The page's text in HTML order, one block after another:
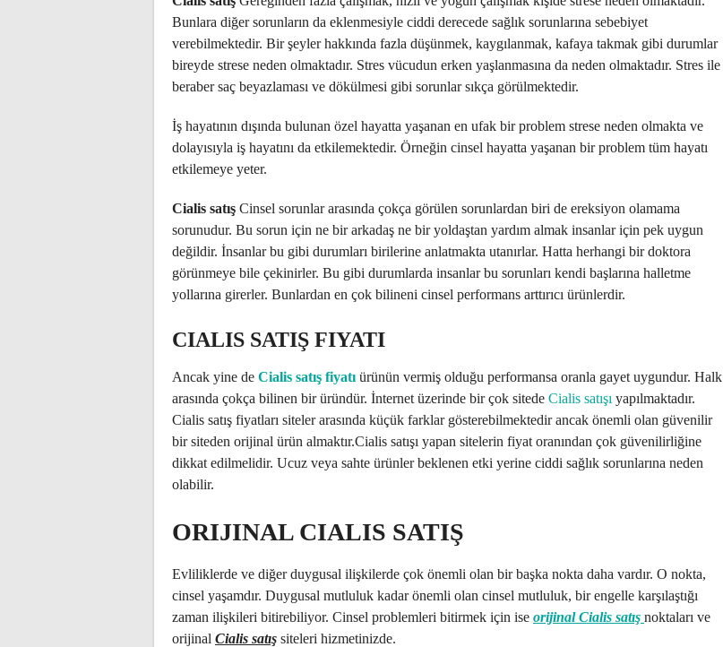
Bunlara diğer sorunların da eklenmesiyle ciddi derecede sağlık sorunlarına sebebiyet
verebilmektedir. Bir şeyler hakkında fazla düşünmek, kaygılanmak, kafaya takmak gibi durumlar
bireyde strese neden olmaktadır. Stres vücudun erken yaşlanmasına da neden olmaktadır. Stres ile
beraber saç beyazlaması ve dökülmesi gibi sorunlar sıkça görülmektedir.
İş hayatının dışında bulunan özel hayatta yaşanan en ufak bir problem strese neden olmakta ve
dolayısıyla iş hayatını da etkilemektedir. Örneğin cinsel hayatta yaşanan bir problem tüm hayatı
etkilemeye yeter.
Cialis satış Cinsel sorunlar arasında çokça görülen sorunlardan biri de ereksiyon olamama
sorunudur. Bu sorun için ne bir arkadaş ne bir yoldaştan yardım almak insanlar için pek uygun
değildir. İnsanlar bu gibi durumları birilerine anlatmakta utanırlar. Hatta herhangi bir doktora
görünmeye bile çekinirler. Bu gibi durumlarda insanlar bu sorunları kendi başlarına halletme
yollarına girerler. Bunlardan en çok bilineni cinsel performans arttırıcı ürünlerdir.
CIALIS SATIŞ FIYATI
Ancak yine de Cialis satış fiyatı ürünün vermiş olduğu performansa oranla gayet uygundur. Halk
arasında çokça bilinen bir üründür. İnternet üzerinde bir çok sitede Cialis satışı yapılmaktadır.
Cialis satış fiyatları siteler arasında küçük farklar gösterebilmektedir ancak önemli olan güvenilir
bir siteden orijinal ürün almaktır.Cialis satışı yapan sitelerin fiyat oranından çok güvenilirliğine
dikkat edilmelidir. Ucuz veya sahte ürünler beklenen etki yerine ciddi sağlık sorunlarına neden
olabilir.
ORIJINAL CIALIS SATIŞ
Evliliklerde ve diğer duygusal ilişkilerde çok önemli olan bir başka nokta daha vardır. O nokta,
cinsel yaşamdır. Duygusal mutluluk kadar önemli olan cinsel mutluluk, bir engelle karşılaştığı
zaman ilişkileri bitirebiliyor. Cinsel problemleri bitirmek için ise orijinal Cialis satış noktaları ve
orijinal Cialis satış siteleri hizmetinizde.